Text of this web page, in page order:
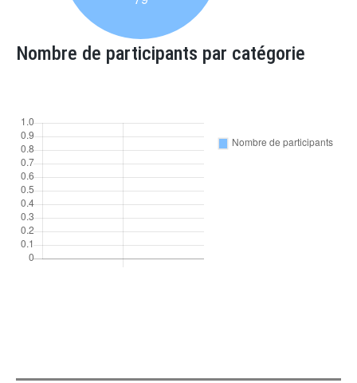
Nombre de participants par catégorie